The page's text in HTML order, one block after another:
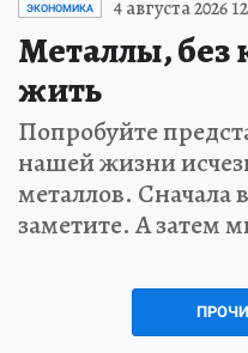
ЭКОНОМИКА 4 августа 2026
Металлы, без
жить
Попробуйте
нашей жизни
металлов. Сначала
заметите. А затем